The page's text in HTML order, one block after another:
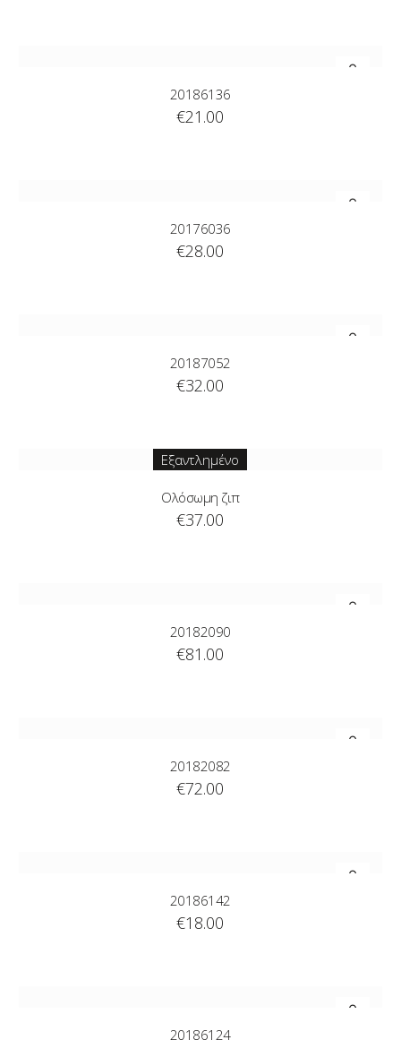
20186136
€21.00
20176036
€28.00
20187052
€32.00
Εξαντλημένο
Ολόσωμη ζιπ
€37.00
20182090
€81.00
20182082
€72.00
20186142
€18.00
20186124